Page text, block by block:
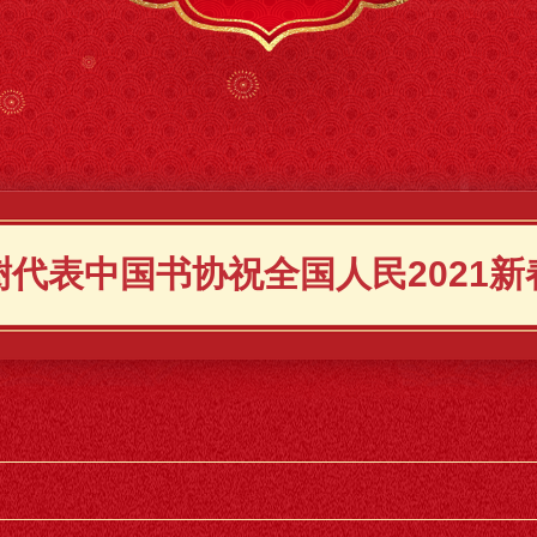
代表中国书协祝全国人民2021新